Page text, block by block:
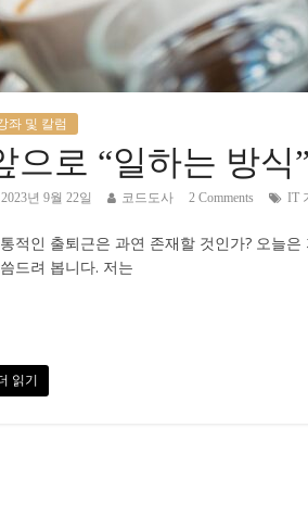
좌 및 칼럼
으로 “일하는 방식
2023년 9월 22일 코드도사 2 Comments IT
적인 출퇴근은 과연 존재할 것인가? 오늘
드려 봅니다. 저는
읽기